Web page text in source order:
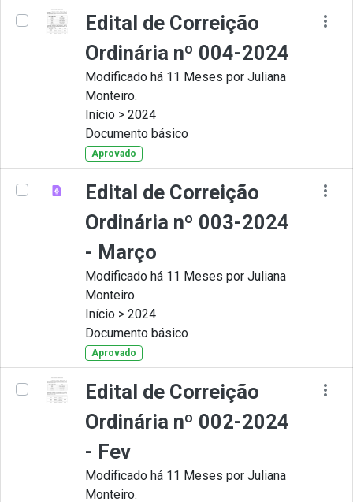
Edital de Correição
Ordinária nº 004-2024
Modificado há 11 Meses por Juliana
Monteiro.
Início > 2024
Documento básico
Aprovado
Edital de Correição
Ordinária nº 003-2024
- Março
Modificado há 11 Meses por Juliana
Monteiro.
Início > 2024
Documento básico
Aprovado
Edital de Correição
Ordinária nº 002-2024
- Fev
Modificado há 11 Meses por Juliana
Monteiro.